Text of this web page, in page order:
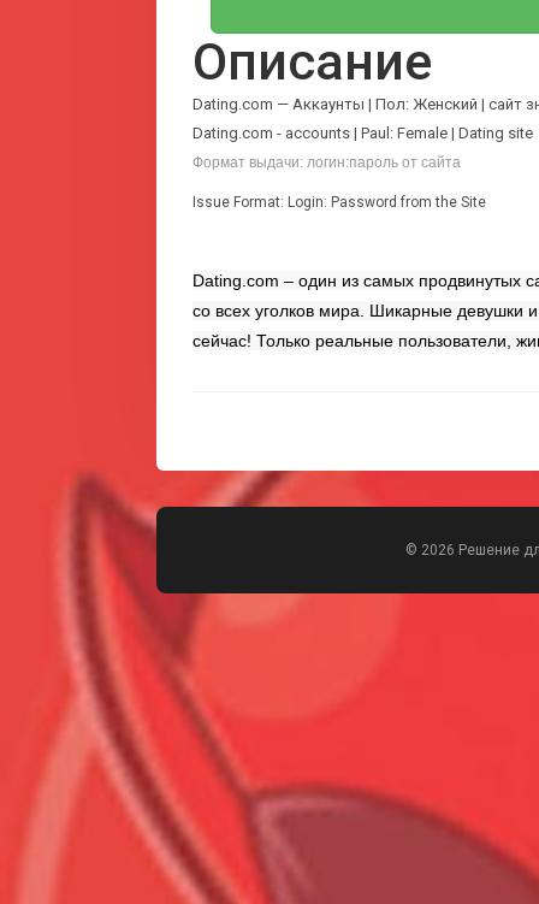
Описание
Dating.com — Аккаунты | Пол: Женский | сайт
Dating.com - accounts | Paul: Female | Dating site
Формат выдачи: логин:пароль от сайта
Issue Format: Login: Password from the Site
Dating.com – один из самых продвинутых
со всех уголков мира. Шикарные девушки
сейчас! Только реальные пользователи,
© 2026 Решение